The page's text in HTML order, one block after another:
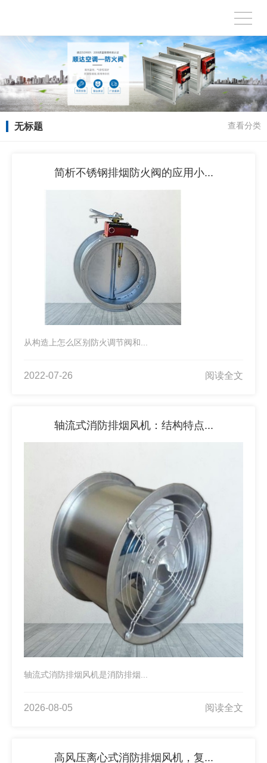
无标题 查看分类
简析不锈钢排烟防火阀的应用小...
从构造上怎么区别防火调节阀和...
2022-07-26 阅读全文
轴流式消防排烟风机：结构特点...
轴流式消防排烟风机是消防排烟...
2026-08-05 阅读全文
高风压离心式消防排烟风机，复...